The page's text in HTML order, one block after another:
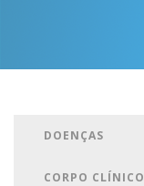
DOENÇAS
CORPO CLÍNICO